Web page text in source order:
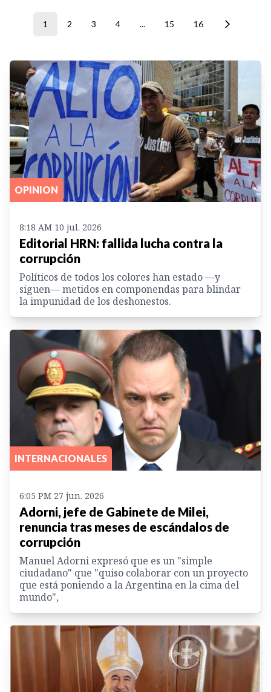
1 2 3 4 ... 15 16
OPINION
8:18 AM 10 jul. 2026
Editorial HRN: fallida lucha contra la
corrupción
Políticos de todos los colores han estado —y
siguen— metidos en componendas para blindar
la impunidad de los deshonestos.
INTERNACIONALES
6:05 PM 27 jun. 2026
Adorni, jefe de Gabinete de Milei,
renuncia tras meses de escándalos de
corrupción
Manuel Adorni expresó que es un "simple
ciudadano" que "quiso colaborar con un proyecto
que está poniendo a la Argentina en la cima del
mundo",